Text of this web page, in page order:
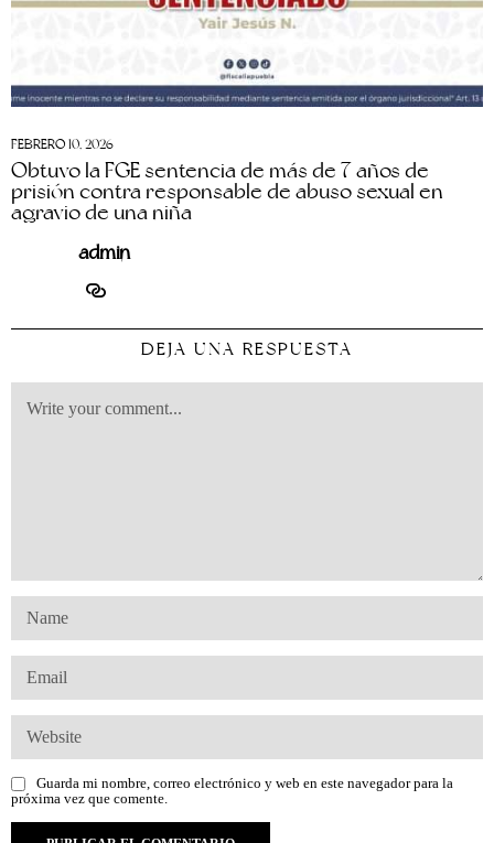
FEBRERO 10, 2026
Obtuvo la FGE sentencia de más de 7 años de
prisión contra responsable de abuso sexual en
agravio de una niña
admin
DEJA UNA RESPUESTA
Guarda mi nombre, correo electrónico y web en este navegador para la
próxima vez que comente.